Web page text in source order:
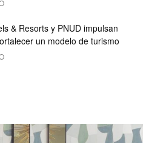
& Resorts y PNUD impulsan
un modelo de turismo